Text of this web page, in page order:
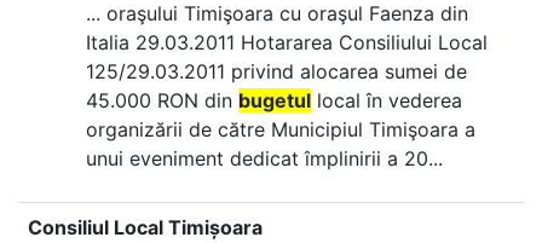
... oraşului Timişoara cu oraşul Faenza din
Italia 29.03.2011 Hotararea Consiliului Local
125/29.03.2011 privind alocarea sumei de
45.000 RON din bugetul local în vederea
organizării de către Municipiul Timişoara a
unui eveniment dedicat împlinirii a 20...
Consiliul Local Timișoara